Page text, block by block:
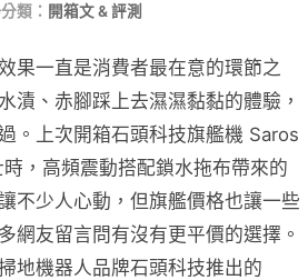
分類： 開箱文 & 評測
果一直是消費者最在意的環節之
漬、赤腳踩上去濕濕黏黏的體驗，
。上次開箱石頭科技旗艦機 Saros
，高頻震動搭配鎖水拖布帶來的
不少人心動，但旗艦價格也讓一些
網友留言問有沒有更平價的選擇。
地機器人品牌石頭科技推出的